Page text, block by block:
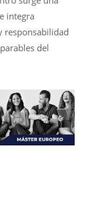
integra
responsabilidad
del